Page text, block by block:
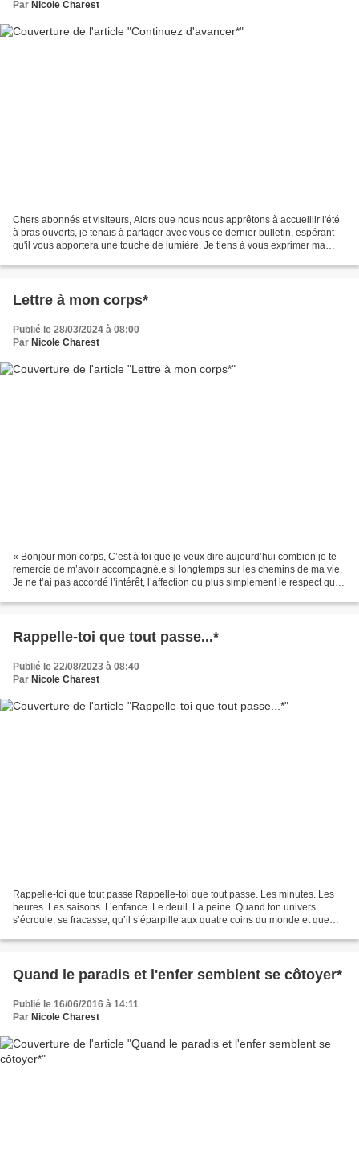
Par Nicole Charest
Chers abonnés et visiteurs, Alors que nous nous apprêtons à accueillir l'été
à bras ouverts, je tenais à partager avec vous ce dernier bulletin, espérant
qu'il vous apportera une touche de lumière. Je tiens à vous exprimer ma
Lettre à mon corps*
Publié le 28/03/2024 à 08:00
Par Nicole Charest
« Bonjour mon corps, C’est à toi que je veux dire aujourd’hui combien je te
remercie de m’avoir accompagné.e si longtemps sur les chemins de ma vie.
Je ne t’ai pas accordé l’intérêt, l’affection ou plus simplement le respect que
Rappelle-toi que tout passe...*
Publié le 22/08/2023 à 08:40
Par Nicole Charest
Rappelle-toi que tout passe Rappelle-toi que tout passe. Les minutes. Les
heures. Les saisons. L’enfance. Le deuil. La peine. Quand ton univers
s’écroule, se fracasse, qu’il s’éparpille aux quatre coins du monde et que
Quand le paradis et l'enfer semblent se côtoyer*
Publié le 16/06/2016 à 14:11
Par Nicole Charest